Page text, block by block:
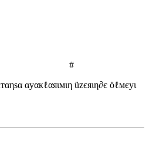
#
αуαкℓαяιмιη üzєяιη∂є öℓмєуι